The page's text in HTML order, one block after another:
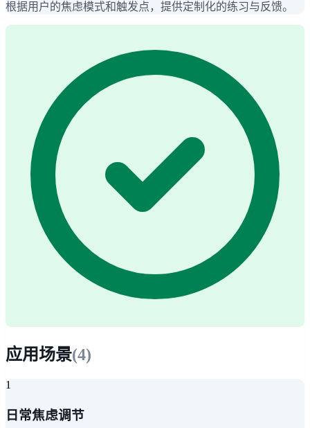
根据用户的焦虑模式和触发点，提供定制化的练习与反馈。
应用场景(4)
1
日常焦虑调节